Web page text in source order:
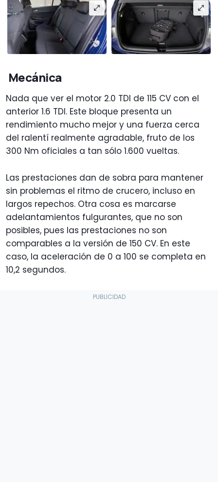
Mecánica
Nada que ver el motor 2.0 TDI de 115 CV con el
anterior 1.6 TDI. Este bloque presenta un
rendimiento mucho mejor y una fuerza cerca
del ralentí realmente agradable, fruto de los
300 Nm oficiales a tan sólo 1.600 vueltas.
Las prestaciones dan de sobra para mantener
sin problemas el ritmo de crucero, incluso en
largos repechos. Otra cosa es marcarse
adelantamientos fulgurantes, que no son
posibles, pues las prestaciones no son
comparables a la versión de 150 CV. En este
caso, la aceleración de 0 a 100 se completa en
10,2 segundos.